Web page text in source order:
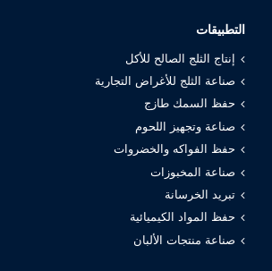
التطبيقات
إنتاج الثلج الصالح للأكل
صناعة الثلج للأغراض التجارية
حفظ السمك طازج
صناعة وتجهيز اللحوم
حفظ الفواكه والخضروات
صناعة المخبوزات
تبريد الخرسانة
حفظ المواد الكيميائية
صناعة منتجات الألبان